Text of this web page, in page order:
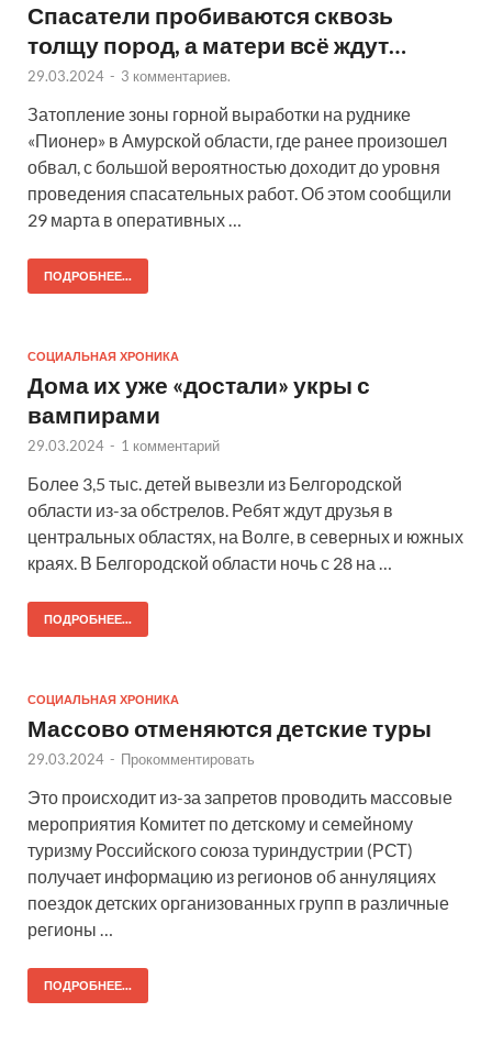
Спасатели пробиваются сквозь
толщу пород, а матери всё ждут…
29.03.2024 - 3 комментариев.
Затопление зоны горной выработки на руднике
«Пионер» в Амурской области, где ранее произошел
обвал, с большой вероятностью доходит до уровня
проведения спасательных работ. Об этом сообщили
29 марта в оперативных …
ПОДРОБНЕЕ...
СОЦИАЛЬНАЯ ХРОНИКА
Дома их уже «достали» укры с
вампирами
29.03.2024 - 1 комментарий
Более 3,5 тыс. детей вывезли из Белгородской
области из-за обстрелов. Ребят ждут друзья в
центральных областях, на Волге, в северных и южных
краях. В Белгородской области ночь с 28 на …
ПОДРОБНЕЕ...
СОЦИАЛЬНАЯ ХРОНИКА
Массово отменяются детские туры
29.03.2024 - Прокомментировать
Это происходит из-за запретов проводить массовые
мероприятия Комитет по детскому и семейному
туризму Российского союза туриндустрии (РСТ)
получает информацию из регионов об аннуляциях
поездок детских организованных групп в различные
регионы …
ПОДРОБНЕЕ...